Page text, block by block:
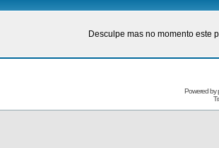
Desculpe mas no momento este
Powered by